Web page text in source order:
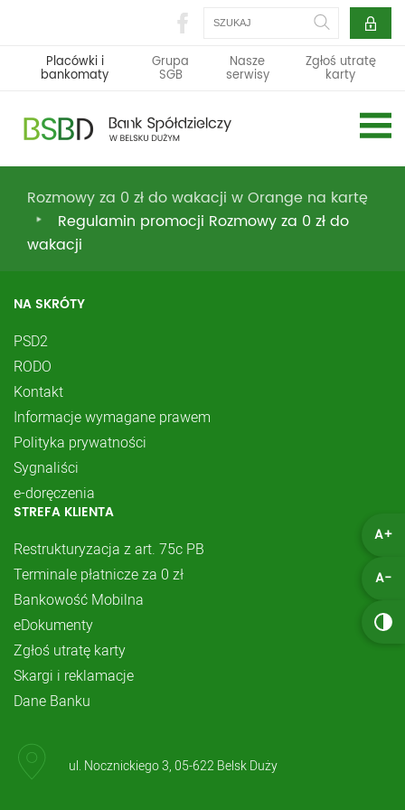
A+
A-
Szukaj
Placówki i
bankomaty
Grupa
SGB
Nasze
serwisy
Zgłoś utratę
karty
Rozmowy za 0 zł do wakacji w Orange na kartę
Regulamin promocji Rozmowy za 0 zł do
wakacji
NA SKRÓTY
PSD2
RODO
Kontakt
Informacje wymagane prawem
Polityka prywatności
Sygnaliści
e-doręczenia
STREFA KLIENTA
Restrukturyzacja z art. 75c PB
Terminale płatnicze za 0 zł
Bankowość Mobilna
eDokumenty
Zgłoś utratę karty
Skargi i reklamacje
Dane Banku
ul. Nocznickiego 3, 05-622 Belsk Duży